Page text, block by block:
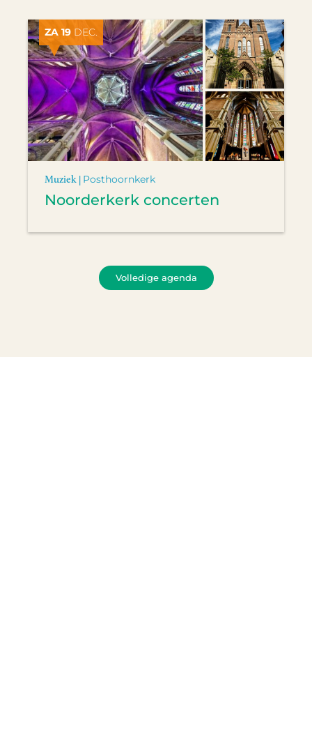
ZA 19 DEC.
Muziek | Posthoornkerk
Noorderkerk concerten
Volledige agenda